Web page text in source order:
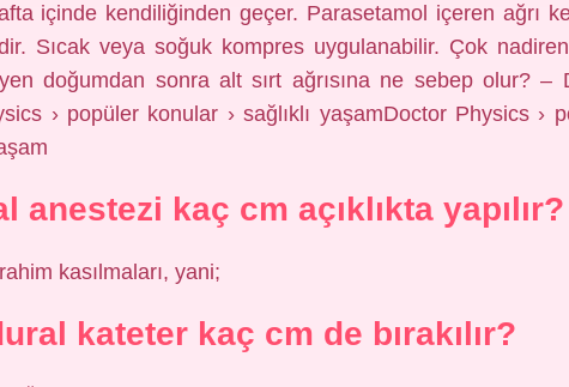
içinde kendiliğinden geçer. Parasetamol içeren ağrı
Sıcak veya soğuk kompres uygulanabilir. Çok
doğumdan sonra alt sırt ağrısına ne sebep olur? –
› popüler konular › sağlıklı yaşamDoctor Physics ›
anestezi kaç cm açıklıkta yapılır?
kasılmaları, yani;
kateter kaç cm de bırakılır?